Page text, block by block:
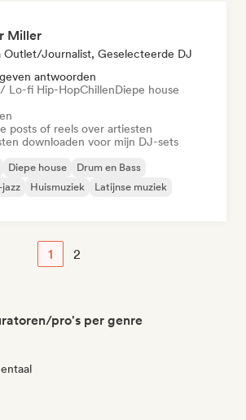
Miller
Outlet/Journalist, Geselecteerde DJ
antwoorden
Lo-fi Hip-HopChillenDiepe house
posts of reels over artiesten
downloaden voor mijn DJ-sets
Diepe house
Drum en Bass
Huismuziek
Latijnse muziek
1 2
pro's per genre